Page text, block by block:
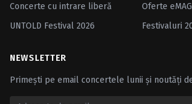
Concerte cu intrare liberă
Oferte eMAG
UNTOLD Festival 2026
Festivaluri
NEWSLETTER
Primești pe email concertele lunii și noutăți